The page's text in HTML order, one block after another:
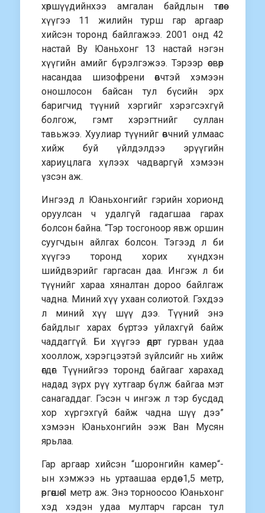
хөршүүдийнхээ амгалан байдлын төлөө
хүүгээ 11 жилийн турш гар аргаар
хийсэн торонд байлгажээ. 2001 онд 42
настай Ву Юаньхонг 13 настай нэгэн
хүүгийн амийг бүрэлгэжээ. Тэрээр өсвөр
насандаа шизофрени өвчтэй хэмээн
оношлосон байсан тул бүсийн эрх
баригчид түүний хэргийг хэрэгсэхгүй
болгож, гэмт хэрэгтнийг суллан
тавьжээ. Хуулиар түүнийг өвчний улмаас
хийж буй үйлдэлдээ эрүүгийн
хариуцлага хүлээх чадваргүй хэмээн
үзсэн аж.
Ингээд л Юаньхонгийг гэрийн хорионд
оруулсан ч удалгүй гадагшаа гарах
болсон байна. “Тэр тосгоноор явж оршин
суугчдын айлгах болсон. Тэгээд л би
хүүгээ торонд хорих хүндхэн
шийдвэрийг гаргасан даа. Ингэж л би
түүнийг хараа хяналтан дороо байлгаж
чадна. Миний хүү ухаан солиотой. Гэхдээ
л миний хүү шүү дээ. Түүний энэ
байдлыг харах бүртээ уйлахгүй байж
чаддаггүй. Би хүүгээ өдөрт гурван удаа
хооллож, хэрэгцээтэй зүйлсийг нь хийж
өгдөг. Түүнийгээ торонд байгааг харахад
надад зүрх рүү хутгаар бүлж байгаа мэт
санагаддаг. Гэсэн ч ингэж л тэр бусдад
хор хүргэхгүй байж чадна шүү дээ”
хэмээн Юаньхонгийн ээж Ван Мусян
ярьлаа.
Гар аргаар хийсэн “шоронгийн камер“-
ын хэмжээ нь уртаашаа ердөө 1,5 метр,
өргөөшөө 1 метр аж. Энэ торноосоо Юаньхонг
хэд хэдэн удаа мултарч гарсан тул